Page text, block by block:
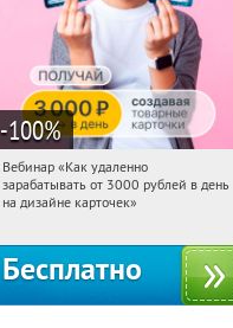
-100%
14:55:13 Получили:
Россия
Вебинар «Как удаленно
зарабатывать от 3000 рублей в день
на дизайне карточек»
Бесплатно